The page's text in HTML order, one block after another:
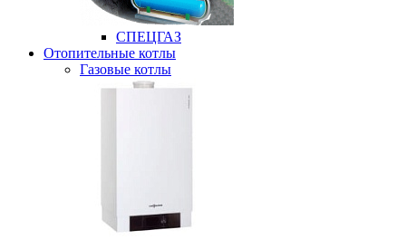
СПЕЦГАЗ
Отопительные котлы
Газовые котлы